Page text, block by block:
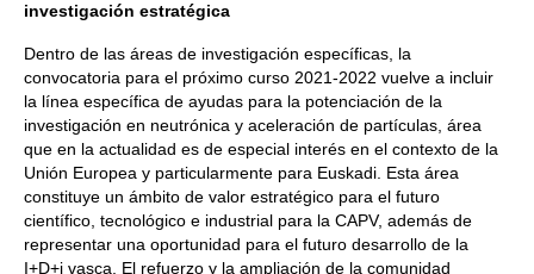
investigación estratégica
Dentro de las áreas de investigación específicas, la
convocatoria para el próximo curso 2021-2022 vuelve a incluir
la línea específica de ayudas para la potenciación de la
investigación en neutrónica y aceleración de partículas, área
que en la actualidad es de especial interés en el contexto de la
Unión Europea y particularmente para Euskadi. Esta área
constituye un ámbito de valor estratégico para el futuro
científico, tecnológico e industrial para la CAPV, además de
representar una oportunidad para el futuro desarrollo de la
I+D+i vasca. El refuerzo y la ampliación de la comunidad